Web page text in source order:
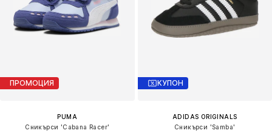
ПРОМОЦИЯ
PUMA
Сникърси 'Cabana Racer'
КУПОН
ADIDAS ORIGINALS
Сникърси 'Samba'